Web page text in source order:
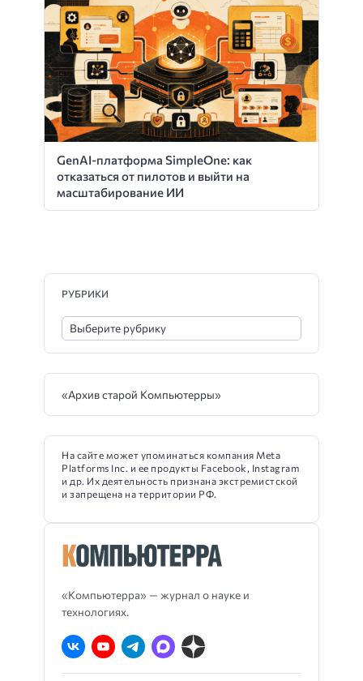
GenAI-платформа SimpleOne: как
отказаться от пилотов и выйти на
масштабирование ИИ
«Компьютерра» — журнал о науке и
технологиях.
РУБРИКИ
«Архив старой Компьютерры»
На сайте может упоминаться компания Meta
Platforms Inc. и ее продукты Facebook, Instagram
и др. Их деятельность признана экстремистской
и запрещена на территории РФ.